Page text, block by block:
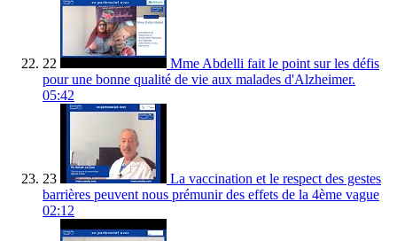
22
Mme Abdelli fait le point sur les défis
pour une bonne qualité de vie aux malades d'Alzheimer.
05:42
23
La vaccination et le respect des gestes
barrières peuvent nous prémunir des effets de la 4ème vague
02:12